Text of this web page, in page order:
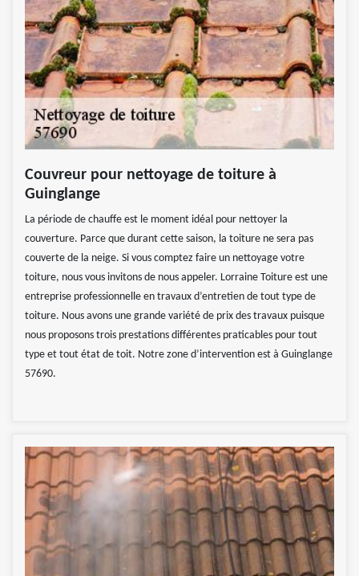
Couvreur pour nettoyage de toiture à
Guinglange
La période de chauffe est le moment idéal pour nettoyer la
couverture. Parce que durant cette saison, la toiture ne sera pas
couverte de la neige. Si vous comptez faire un nettoyage votre
toiture, nous vous invitons de nous appeler. Lorraine Toiture est une
entreprise professionnelle en travaux d’entretien de tout type de
toiture. Nous avons une grande variété de prix des travaux puisque
nous proposons trois prestations différentes praticables pour tout
type et tout état de toit. Notre zone d’intervention est à Guinglange
57690.